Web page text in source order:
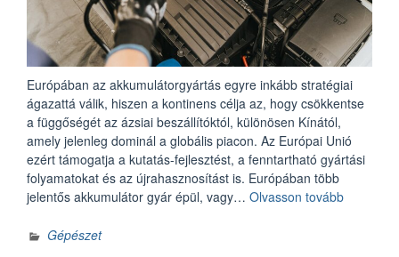
Európában az akkumulátorgyártás egyre inkább stratégiai
ágazattá válik, hiszen a kontinens célja az, hogy csökkentse
a függőségét az ázsiai beszállítóktól, különösen Kínától,
amely jelenleg dominál a globális piacon. Az Európai Unió
ezért támogatja a kutatás-fejlesztést, a fenntartható gyártási
folyamatokat és az újrahasznosítást is. Európában több
jelentős akkumulátor gyár épül, vagy… Olvasson tovább„Az
Gépészet